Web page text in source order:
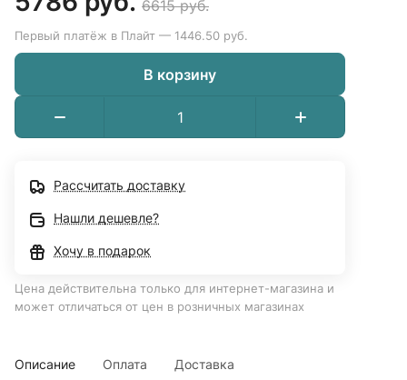
6615 руб.
Первый платёж в Плайт — 1446.50 руб.
В корзину
Рассчитать доставку
Нашли дешевле?
Хочу в подарок
Цена действительна только для интернет-магазина и
может отличаться от цен в розничных магазинах
Описание Оплата Доставка